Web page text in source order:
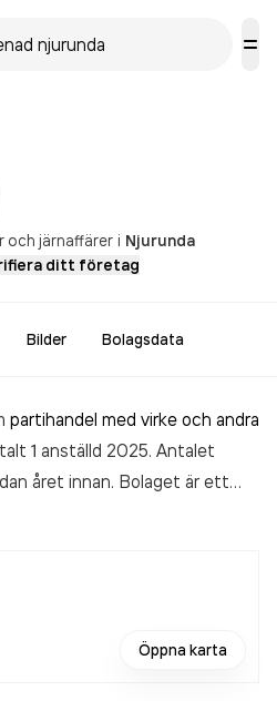
och järnaffärer i Njurunda
ditt företag
Bilder Bolagsdata
partihandel med virke och andra
1 anställd 2025. Antalet
året innan. Bolaget är ett
Öppna karta